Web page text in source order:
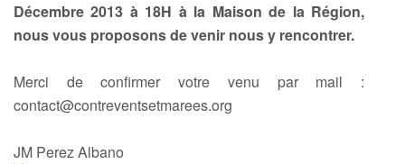
Décembre 2013 à 18H à la Maison de la Région,
nous vous proposons de venir nous y rencontrer.
Merci de confirmer votre venu par mail :
contact@contreventsetmarees.org
JM Perez Albano